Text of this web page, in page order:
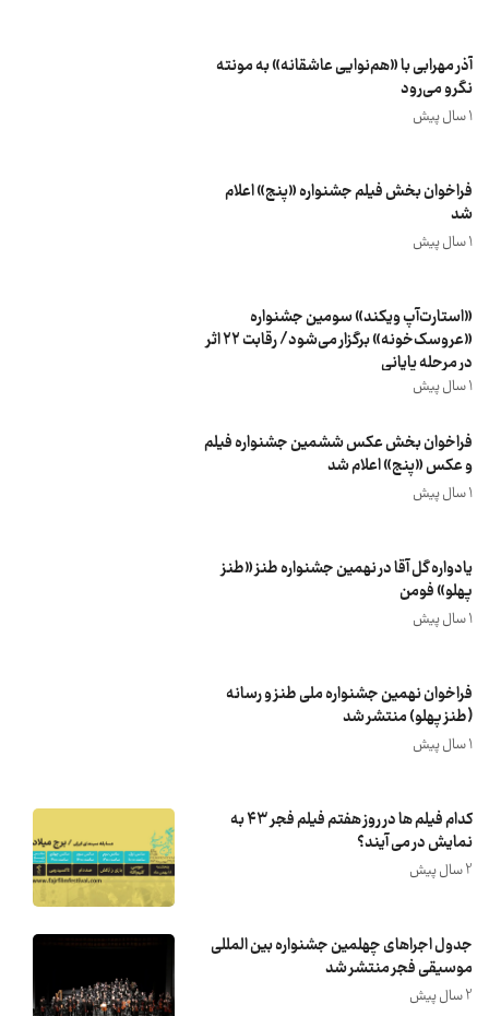
آذر مهرابی با «هم‌نوایی عاشقانه» به مونته
نگرو می‌رود
1 سال پیش
فراخوان بخش فیلم جشنواره «پنج» اعلام
شد
1 سال پیش
«استارت‌آپ ویکند» سومین جشنواره
«عروسک‌خونه» برگزار می‌شود/ رقابت ۲۲ اثر
در مرحله پایانی
1 سال پیش
فراخوان بخش عکس ششمین جشنواره فیلم
و عکس «پنج» اعلام شد
1 سال پیش
یادواره گل آقا در نهمین جشنواره طنز «طنز
پهلو» فومن
1 سال پیش
فراخوان نهمین جشنواره ملی طنز و رسانه
(طنز پهلو) منتشر شد
1 سال پیش
کدام فیلم ها در روز هفتم فیلم فجر ۴۳ به
نمایش در می آیند؟
2 سال پیش
جدول اجراهای چهلمین جشنواره بین المللی
موسیقی فجر منتشر شد
2 سال پیش